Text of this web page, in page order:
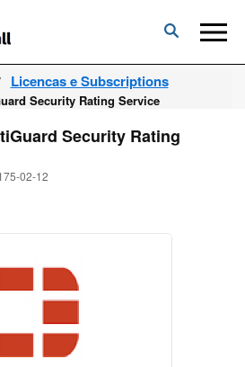
Licencas e Subscriptions
Security Rating Service
Security Rating
02-12